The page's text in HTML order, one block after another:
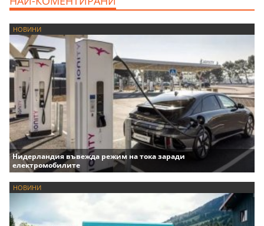
НОВИНИ
Нидерландия въвежда режим на тока заради
електромобилите
НОВИНИ